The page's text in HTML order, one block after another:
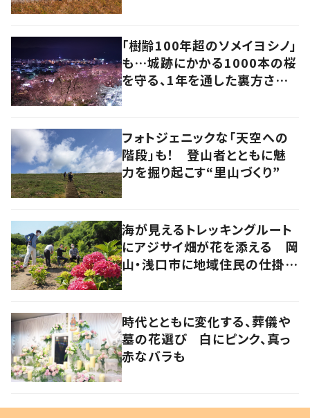
「樹齢100年超のソメイヨシノ」
も…城跡にかかる1000本の桜
を守る、1年を通した裏方さん
フォトジェニックな「天空への
階段」も！ 登山者とともに魅
力を掘り起こす“里山づくり”
海が見えるトレッキングルート
にアジサイ畑が花を添える 岡
山・浅口市に地域住民の仕掛け
時代とともに変化する、葬儀や
墓の花選び 白にピンク、真っ
赤なバラも